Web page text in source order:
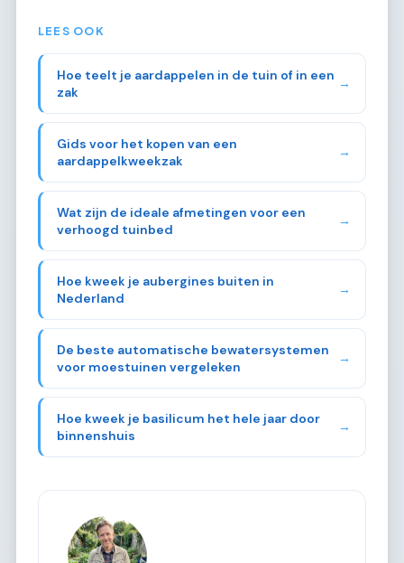
LEES OOK
Hoe teelt je aardappelen in de tuin of in een
zak
→
Gids voor het kopen van een
aardappelkweekzak
→
Wat zijn de ideale afmetingen voor een
verhoogd tuinbed
→
Hoe kweek je aubergines buiten in
Nederland
→
De beste automatische bewatersystemen
voor moestuinen vergeleken
→
Hoe kweek je basilicum het hele jaar door
binnenshuis
→